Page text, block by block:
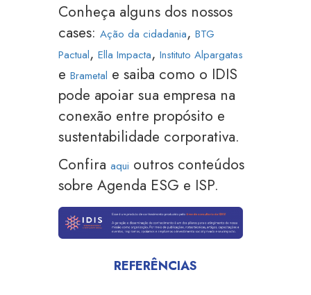
Conheça alguns dos nossos
cases:Ação da cidadania,BTG
Pactual,Ella Impacta,Instituto Alpargatas
eBrametal e saiba como o IDIS
pode apoiar sua empresa na
conexão entre propósito e
sustentabilidade corporativa.
Confiraaqui outros conteúdos
sobre Agenda ESG e ISP.
REFERÊNCIAS